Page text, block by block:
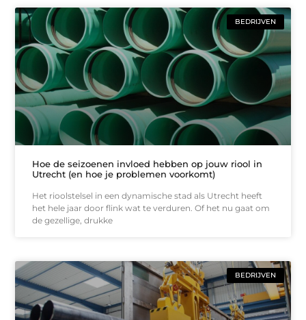
BEDRIJVEN
Hoe de seizoenen invloed hebben op jouw riool in
Utrecht (en hoe je problemen voorkomt)
Het rioolstelsel in een dynamische stad als Utrecht heeft
het hele jaar door flink wat te verduren. Of het nu gaat om
de gezellige, drukke
BEDRIJVEN